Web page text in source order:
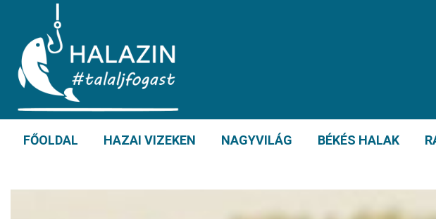
FŐOLDAL HAZAI VIZEKEN NAGYVILÁG BÉKÉS HALAK